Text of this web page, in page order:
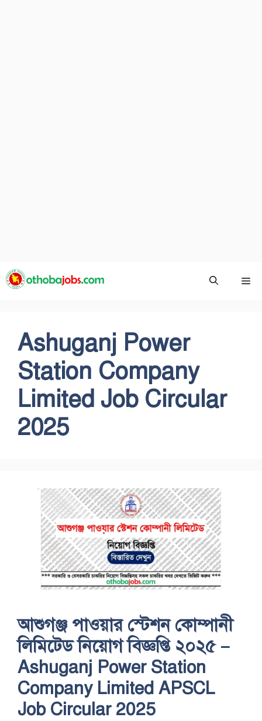
Skip
to
Ashuganj Power
Station Company
Limited Job Circular
2025
আশুগঞ্জ পাওয়ার স্টেশন কোম্পানী
লিমিটেড নিয়োগ বিজ্ঞপ্তি ২০২৫ –
Ashuganj Power Station
Company Limited APSCL
Job Circular 2025